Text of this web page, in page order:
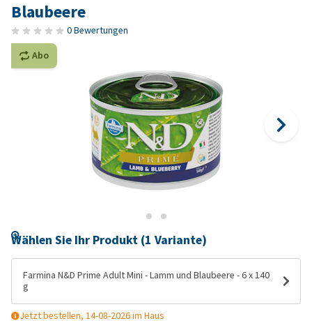
Blaubeere
0 Bewertungen
Abo
Wählen Sie Ihr Produkt (1 Variante)
Farmina N&D Prime Adult Mini - Lamm und Blaubeere - 6 x 140
g
Jetzt bestellen, 14-08-2026 im Haus